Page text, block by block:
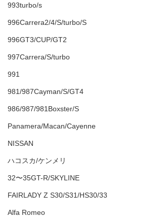
993turbo/s
996Carrera2/4/S/turbo/S
996GT3/CUP/GT2
997Carrera/S/turbo
991
981/987Cayman/S/GT4
986/987/981Boxster/S
Panamera/Macan/Cayenne
NISSAN
ハコスカ/ケンメリ
32〜35GT-R/SKYLINE
FAIRLADY Z S30/S31/HS30/33
Alfa Romeo